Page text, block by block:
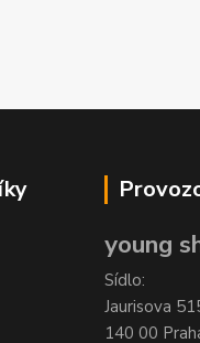
young
Sídlo:
Jaurisova
140 00